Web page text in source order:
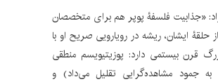
«جذابیت فلسفۀ پوپر هم برای متخصصان
حلقۀ ایشان، ریشه در رویارویی صریح او با
قرن بیستمی دارد: پوزیتیویسم منطقی
جمود مشاهده‌گرایی تقلیل می‌داد) و